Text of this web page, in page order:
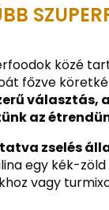
közé
főzve
az
zselés
egy kék-
vagy